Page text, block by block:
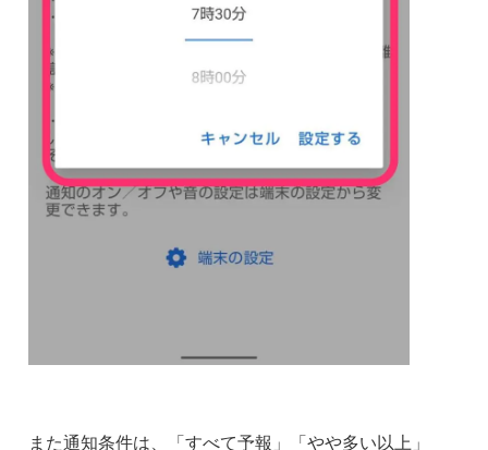
また通知条件は、「すべて予報」「やや多い以上」